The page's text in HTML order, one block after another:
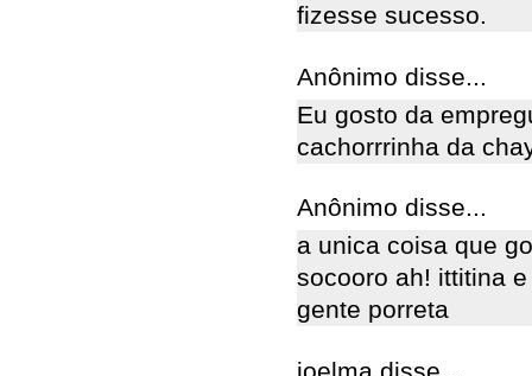
fizesse sucesso.
Anônimo disse...
Eu gosto da
cachorrrinha da
Anônimo disse...
a unica coisa que
socooro ah! ittitina
gente porreta